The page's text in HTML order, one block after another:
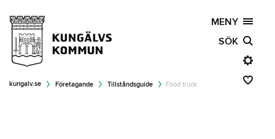
MENY
SÖK
kungalv.se Företagande Tillståndsguide Food truck